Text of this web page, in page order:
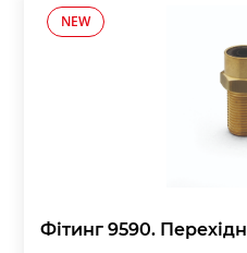
NEW
Фітинг 9590.